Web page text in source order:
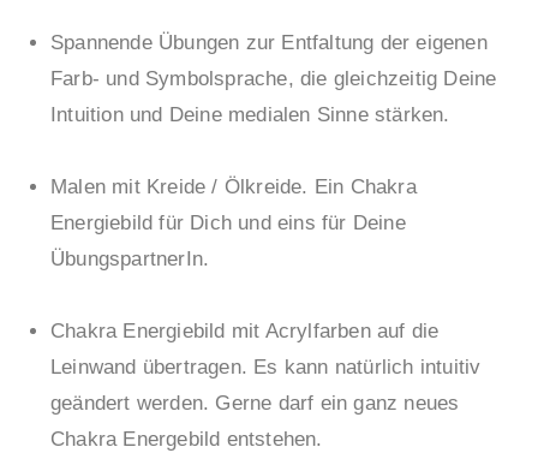
Spannende Übungen zur Entfaltung der eigenen
Farb- und Symbolsprache, die gleichzeitig Deine
Intuition und Deine medialen Sinne stärken.
Malen mit Kreide / Ölkreide. Ein Chakra
Energiebild für Dich und eins für Deine
ÜbungspartnerIn.
Chakra Energiebild mit Acrylfarben auf die
Leinwand übertragen. Es kann natürlich intuitiv
geändert werden. Gerne darf ein ganz neues
Chakra Energebild entstehen.